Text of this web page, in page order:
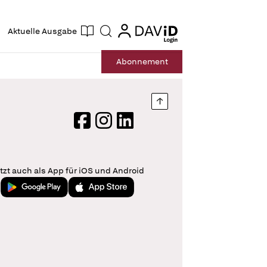
Aktuelle Ausgabe Suche login
login
Abonnement
Nach oben springen
FacebookInstagram
LinkedIn
auch als App für iOS und Android
Jetzt bei Google PlayLaden im App Store